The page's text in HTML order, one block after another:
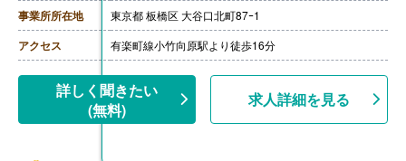
事業所所在地 東京都 板橋区 大谷口北町87ｰ1
アクセス 有楽町線小竹向原駅より徒歩16分
詳しく聞きたい
(無料)
求人詳細を見る